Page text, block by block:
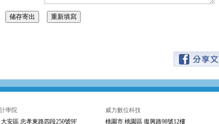
學院
安區 忠孝東路四段250號9F
威力數位科技
桃園市 桃園區 復興路98號12樓